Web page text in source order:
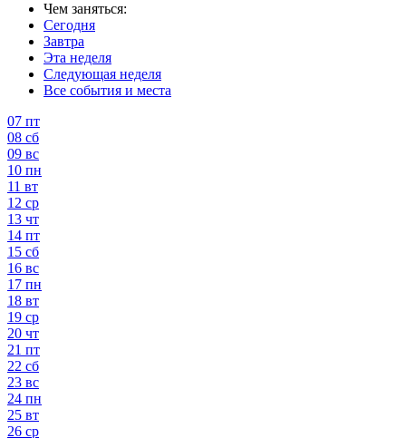
Чем заняться:
Сегодня
Завтра
Эта неделя
Следующая неделя
Все события и места
07 пт
08 сб
09 вс
10 пн
11 вт
12 ср
13 чт
14 пт
15 сб
16 вс
17 пн
18 вт
19 ср
20 чт
21 пт
22 сб
23 вс
24 пн
25 вт
26 ср